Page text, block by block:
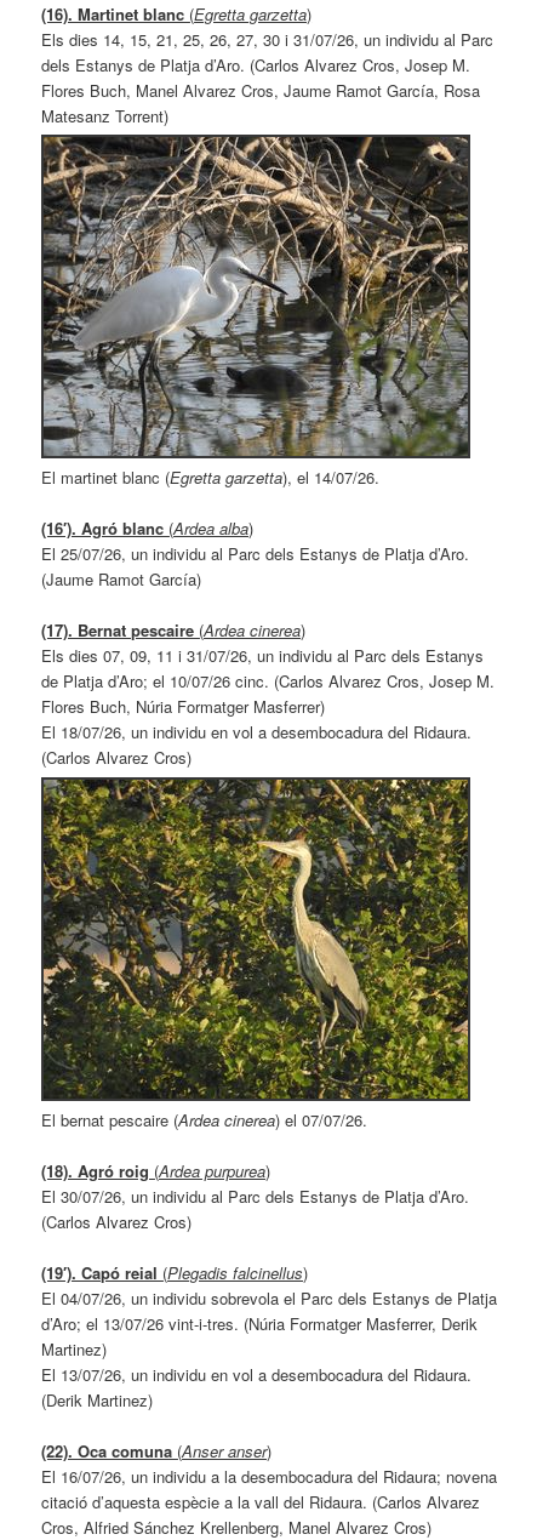
(16). Martinet blanc (Egretta garzetta)
Els dies 14, 15, 21, 25, 26, 27, 30 i 31/07/26, un individu al Parc
dels Estanys de Platja d’Aro. (Carlos Alvarez Cros, Josep M.
Flores Buch, Manel Alvarez Cros, Jaume Ramot García, Rosa
Matesanz Torrent)
El martinet blanc (Egretta garzetta), el 14/07/26.
(16′). Agró blanc (Ardea alba)
El 25/07/26, un individu al Parc dels Estanys de Platja d’Aro.
(Jaume Ramot García)
(17). Bernat pescaire (Ardea cinerea)
Els dies 07, 09, 11 i 31/07/26, un individu al Parc dels Estanys
de Platja d’Aro; el 10/07/26 cinc. (Carlos Alvarez Cros, Josep M.
Flores Buch, Núria Formatger Masferrer)
El 18/07/26, un individu en vol a desembocadura del Ridaura.
(Carlos Alvarez Cros)
El bernat pescaire (Ardea cinerea) el 07/07/26.
(18). Agró roig (Ardea purpurea)
El 30/07/26, un individu al Parc dels Estanys de Platja d’Aro.
(Carlos Alvarez Cros)
(19′). Capó reial (Plegadis falcinellus)
El 04/07/26, un individu sobrevola el Parc dels Estanys de Platja
d’Aro; el 13/07/26 vint-i-tres. (Núria Formatger Masferrer, Derik
Martinez)
El 13/07/26, un individu en vol a desembocadura del Ridaura.
(Derik Martinez)
(22). Oca comuna (Anser anser)
El 16/07/26, un individu a la desembocadura del Ridaura; novena
citació d’aquesta espècie a la vall del Ridaura. (Carlos Alvarez
Cros, Alfried Sánchez Krellenberg, Manel Alvarez Cros)